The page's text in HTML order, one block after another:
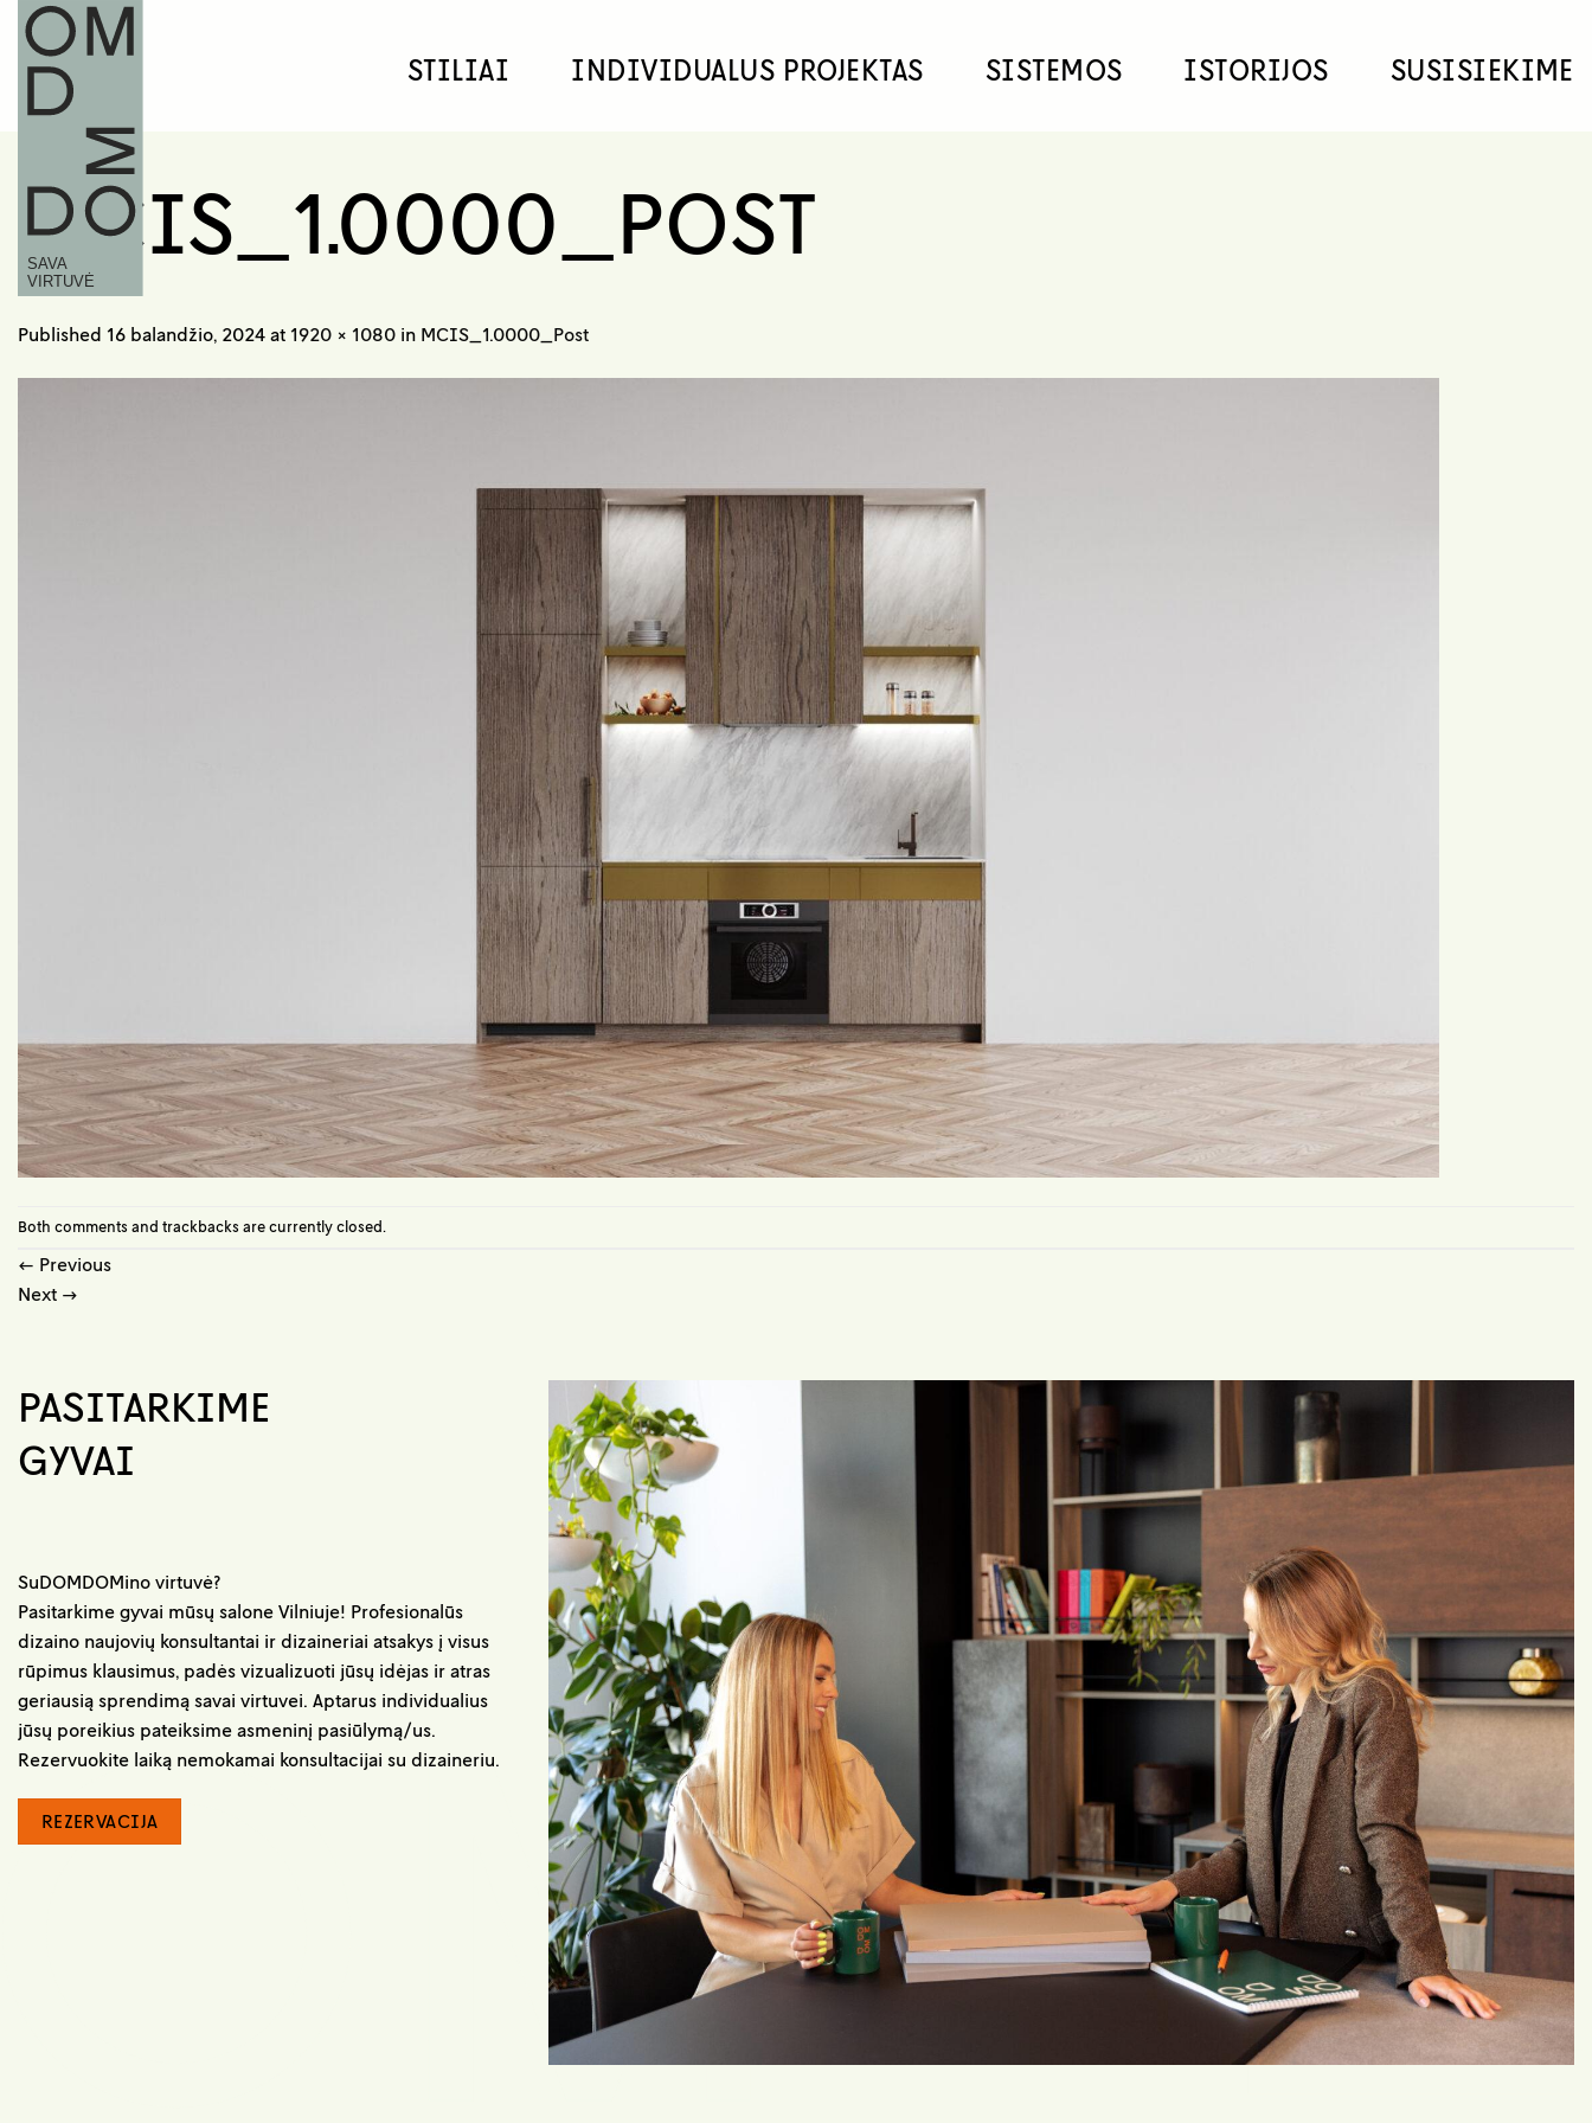
Skip
content
STILIAI INDIVIDUALUS PROJEKTAS SISTEMOS ISTORIJOS SUSISIEKIME
MCIS_1.0000_POST
Published 16 balandžio, 2024 at 1920 × 1080 in MCIS_1.0000_Post
Both comments and trackbacks are currently closed.
← Previous
Next →
PASITARKIME
GYVAI
SuDOMDOMino virtuvė?
Pasitarkime gyvai mūsų salone Vilniuje! Profesionalūs
dizaino naujovių konsultantai ir dizaineriai atsakys į visus
rūpimus klausimus, padės vizualizuoti jūsų idėjas ir atras
geriausią sprendimą savai virtuvei. Aptarus individualius
jūsų poreikius pateiksime asmeninį pasiūlymą/us.
Rezervuokite laiką nemokamai konsultacijai su dizaineriu.
REZERVACIJA